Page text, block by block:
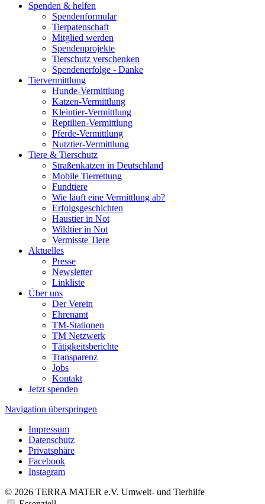
Spenden & helfen
Spendenformular
Tierpatenschaft
Mitglied werden
Spendenprojekte
Tierschutz verschenken
Spendenerfolge - Danke
Tiervermittlung
Hunde-Vermittlung
Katzen-Vermittlung
Kleintier-Vermittlung
Reptilien-Vermittlung
Pferde-Vermittlung
Nutztier-Vermittlung
Tiere & Tierschutz
Straßenkatzen in Deutschland
Mobile Tierrettung
Fundtiere
Wie läuft eine Vermittlung ab?
Erfolgsgeschichten
Haustier in Not
Wildtier in Not
Vermisste Tiere
Aktuelles
Presse
Newsletter
Linkliste
Über uns
Der Verein
Ehrenamt
TM-Stationen
TM Netzwerk
Tätigkeitsberichte
Transparenz
Jobs
Kontakt
Jetzt spenden
Navigation überspringen
Impressum
Datenschutz
Privatsphäre
Facebook
Instagram
© 2026 TERRA MATER e.V. Umwelt- und Tierhilfe